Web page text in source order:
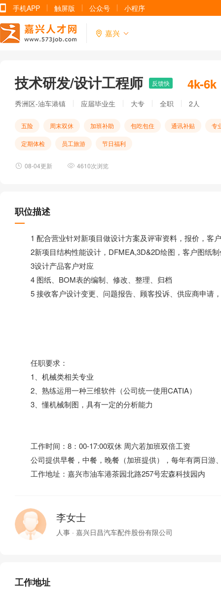
手机APP 触屏版 公众号 小程序
嘉兴
技术研发/设计工程师 反馈快 4k-6k
秀洲区-油车港镇 应届毕业生 大专 全职 2人
五险 周末双休 加班补助 包吃包住 通讯补贴 专
定期体检 员工旅游 节日福利
08-04更新 4610次浏览
职位描述
1 配合营业针对新项目做设计方案及评审资料，报价，客
2新项目结构性能设计，DFMEA,3D&2D绘图，客户图纸制
3设计产品客户对应
4 图纸、BOM表的编制、修改、整理、归档
5 接收客户设计变更、问题报告、顾客投诉、供应商申请
任职要求：
1、机械类相关专业
2、熟练运用一种三维软件（公司统一使用CATIA）
3、懂机械制图，具有一定的分析能力
工作时间：8：00-17:00双休 周六若加班双倍工资
公司提供早餐，中餐，晚餐（加班提供），每年有两日游
工作地址：嘉兴市油车港茶园北路257号宏森科技园内
李女士
人事 · 嘉兴日昌汽车配件股份有限公司
工作地址